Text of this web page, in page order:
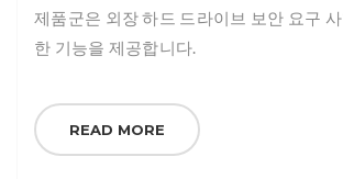
제품군은 외장 하드 드라이브 보안 요구
한 기능을 제공합니다.
READ MORE